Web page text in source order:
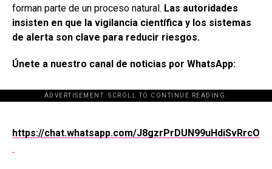
forman parte de un proceso natural. Las autoridades
insisten en que la vigilancia científica y los sistemas
de alerta son clave para reducir riesgos.
Únete a nuestro canal de noticias por WhatsApp:
ADVERTISEMENT. SCROLL TO CONTINUE READING.
[adsforwp id="243463"]
https://chat.whatsapp.com/J8gzrPrDUN99uHdiSvRrcO